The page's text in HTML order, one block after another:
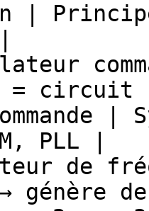
|
= circuit
|
PLL |
de
génère